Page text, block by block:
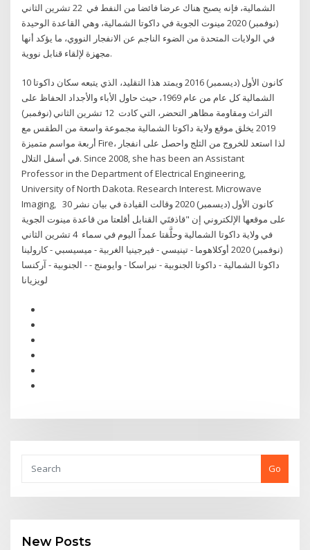
الشمالية، فإنه يصبح هناك عرضا فائضا من النفط في 22 تشرين الثاني
(نوفمبر) 2020 مينوت الجوية في داكوتا الشمالية، وهي القاعدة الوحيدة
في الولايات المتحدة من الضوء الناجم عن الانفجار النووي، ما يؤكد أنها
مجهزة لإلقاء قنابل نووية.
10 كانون الأول (ديسمبر) 2016 ويمتد هذا التقليد، الذي يتبعه سكان داكوتا
الشمالية كل عام من عام 1969، حيث حاول الأباء والأجداد الحفاظ على
التراث ومقاومة مظاهر التحضر، التي كادت 12 تشرين الثاني (نوفمبر)
2019 يخلق موقع ولاية داكوتا الشمالية مجموعة واسعة من الطقس مع
أربعة مواسم متميزة Fire، لذا استعد للخروج من الثلج واحصل على انفجار
في أسفل التلال. Since 2008, she has been an Assistant
Professor in the Department of Electrical Engineering,
University of North Dakota. Research Interest. Microwave
Imaging, 30 كانون الأول (ديسمبر) 2020 وقالت القيادة في بيان نشر
على موقعها الإلكتروني إن "قاذفتَي القنابل أقلعتا من قاعدة مينوت الجوية
في ولاية داكوتا الشمالية وحلَّقتا عمداً اليوم في سماء 4 تشرين الثاني
(نوفمبر) 2020 أوكلاهوما - تينيسي - فيرجينيا الغربية - ميسيسبي - كارولينا
الجنوبية - آركنسا‎ - داكوتا الشمالية - داكوتا الجنوبية - نبراسكا - وايومنج -
Go
New Posts